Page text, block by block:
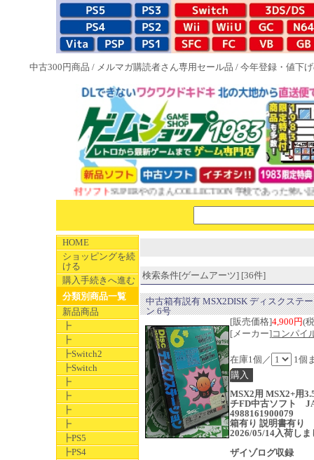
中古300円商品 / メルマガ購読者さん専用セール品 / 今年登録・値下
SUPERやのまんCOLLECTION 学校であった怖い話と晦󠄀
HOME
ショッピングを続
ける
購入手続きへ進む
分類別商品一覧
新品商品
┣
┣
┣Switch2
┣Switch
┣
┣
┣
┣
┣PS5
┣PS4
検索条件[ゲームアーツ] [36件]
中古箱有説有 MSX2DISK ディスクステ
ン 6号
[販売価格]4,900円(
[メーカー]コンパイ
在庫1個／ 1個
MSX2用 MSX2+用
チFD中古ソフト
4988161900079
箱有り 説明書有り
2026/05/14入荷しま
ザイゾログ収録